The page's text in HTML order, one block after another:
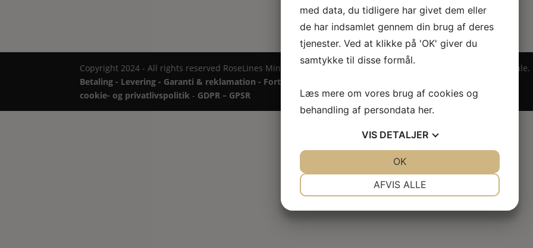
Copyright 2024 - All rights reserved RoseLines Miniature ® på design, brandnavn, logo, tekst og billedemateriale.
Betaling - Levering - Garanti & reklamation - Fortrydelsesret
cookie- og privatlivspolitik - GDPR – GPSR
med data, du tidligere har givet dem eller
de har indsamlet gennem din brug af deres
tjenester. Ved at klikke på 'OK' giver du
samtykke til disse formål.
Læs mere om vores brug af cookies og
behandling af persondata her.
VIS DETALJER
AFVIS ALLE
OK